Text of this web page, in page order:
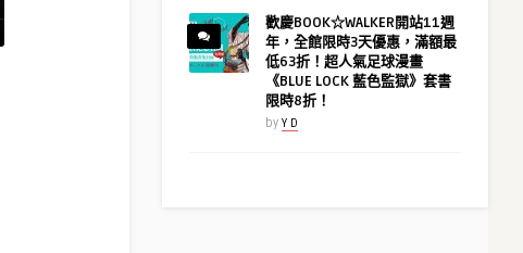
歡慶BOOK☆WALKER開站11週
年，全館限時3天優惠，滿額最
低63折！超人氣足球漫畫
《BLUE LOCK 藍色監獄》套書
限時8折！
by Y D